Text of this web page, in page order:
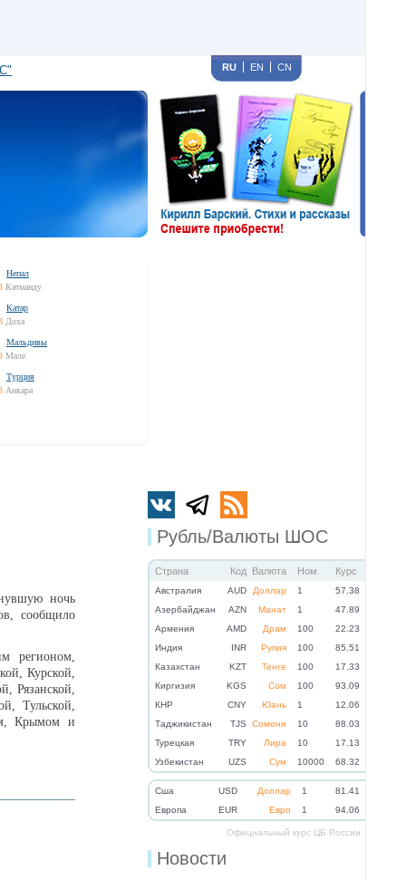
RU EN CN
Непал
Катманду
Катар
Доха
Мальдивы
Мале
Турция
Анкара
Рубль/Валюты ШОС
Страна Код Валюта Ном. Курс
Австралия AUD Доллар 1
57.38
Азербайджан
AZN Манат 1
47.89
Армения
AMD Драм 100
22.23
Индия
INR Рупия 100
85.51
Казахстан
KZT Тенге 100
17.33
Киргизия
KGS Сом 100
93.09
КНР
CNY Юань 1
12.06
Таджикистан
TJS Сомони 10
88.03
Турецкая
TRY Лира 10
17.13
Узбекистан
UZS Сум 10000 68.32
Cша USD Доллар 1
81.41
Eвропа
EUR Евро 1 94.06
Официальный курс ЦБ России
Новости
ночь
сообщило
регионом,
Курской,
Рязанской,
Тульской,
Крымом и